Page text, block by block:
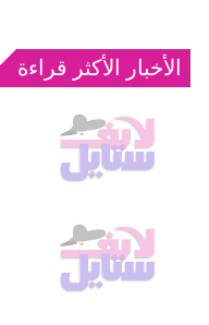
الأخبار الأكثر قراءة